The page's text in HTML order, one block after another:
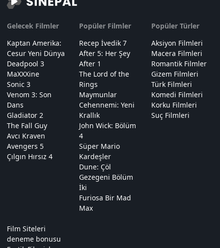
Gelecek Filmler
Kaptan Amerika:
Cesur Yeni Dünya
Deadpool 3
MaXXXine
Sonic 3
Venom 3: Son
Dans
Gladiator 2
The Fall Guy
Avcı Kraven
Avengers 5
Çılgın Hırsız 4
Popüler Filmler
Recep İvedik 7
After 5: Her Şey
After 1
The Lord of the
Rings
Maymunlar
Cehennemi: Yeni
Krallık
John Wick: Bölüm
4
Süper Mario
Kardeşler
Dune: Çöl
Gezegeni Bölüm
İki
Furiosa Bir Mad
Max
Popüler Türler
Aksiyon Filmleri
Macera Filmleri
Romantik Filmler
Gizem Filmleri
Türk Filmleri
Komedi Filmleri
Korku Filmleri
Suç Filmleri
Film Siteleri
deneme bonusu